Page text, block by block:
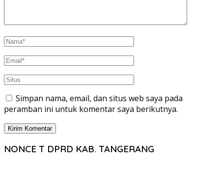
Simpan nama, email, dan situs web saya pada
peramban ini untuk komentar saya berikutnya.
NONCE T DPRD KAB. TANGERANG